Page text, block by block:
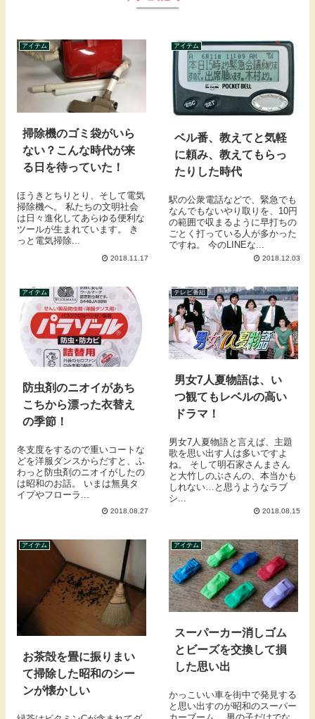
アイテム
掃除機のゴミ袋がいら
ない？こんな時代が来
る日を待っていた！
ほうきとちりとり、そして電気
掃除機へ。 私たちの文明社会
は日々進化してあらゆる便利な
ツールが生まれています。 き
っと電気掃除...
2018.11.17
アイテム
ベル番、教えてと気軽
に頼み、教えてもらっ
たりした時代
駅の公衆電話などで、緊急でも
なんでもないやり取りを、10円
の範囲で収まるように早打ちの
ごとく打っている人が多かった
ですね。 今のLINEな...
2018.12.03
アイテム
防虫剤のニオイがあち
こちから漂った衣替え
の季節！
冬支度をするので重いコートな
どを洋服ダンスからだすと、ふ
わっと防虫剤のニオイがしたの
は昭和のお話。 いまは無臭タ
イプやフローラ...
2018.08.27
テレビ番組
男女7人夏物語は、い
つ観てもレベルの高い
ドラマ！
男女7人夏物語と言えば、主題
歌を思い出す人は多いですよ
ね。 そして明石家さんまさん
と大竹しのぶさんの、本当かも
しれない…と思うようなラブ
シ...
2018.08.15
アイテム
お茶殻を畳に振りまい
て掃除した昭和のシー
ンが懐かしい
アイテム
スーパーカー消しゴム
とビーズを交換して損
した思い出
かっこいい車を街中で発見する
と思い出すのが昭和のスーパー